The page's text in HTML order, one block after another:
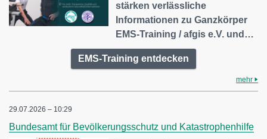
stärken verlässliche
Informationen zu Ganzkörper
EMS-Training / afgis e.V. und…
EMS-Training entdecken
mehr
29.07.2026 – 10:29
Bundesamt für Bevölkerungsschutz und Katastrophenhilfe